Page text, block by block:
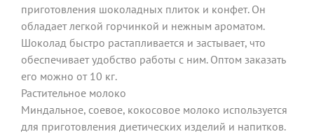
приготовления шоколадных плиток и конфет. Он
обладает легкой горчинкой и нежным ароматом.
Шоколад быстро растапливается и застывает, что
обеспечивает удобство работы с ним. Оптом заказать
его можно от 10 кг.
Растительное молоко
Миндальное, соевое, кокосовое молоко используется
для приготовления диетических изделий и напитков.